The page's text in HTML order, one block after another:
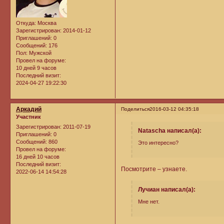
Откуда: Москва
Зарегистрирован: 2014-01-12
Приглашений: 0
Сообщений: 176
Пол: Мужской
Провел на форуме:
10 дней 9 часов
Последний визит:
2024-04-27 19:22:30
Поделиться2016-03-12 04:35:18
Аркадий
Участник
Зарегистрирован: 2011-07-19
Приглашений: 0
Сообщений: 860
Провел на форуме:
16 дней 10 часов
Последний визит:
2022-06-14 14:54:28
Natascha написал(а):
Это интересно?
Посмотрите – узнаете.
Лучиан написал(а):
Мне нет.